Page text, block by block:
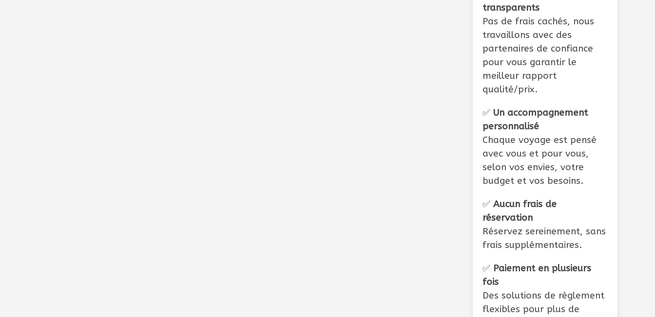
transparents
Pas de frais cachés, nous
travaillons avec des
partenaires de confiance
pour vous garantir le
meilleur rapport
qualité/prix.
✅ Un accompagnement
personnalisé
Chaque voyage est pensé
avec vous et pour vous,
selon vos envies, votre
budget et vos besoins.
✅ Aucun frais de
réservation
Réservez sereinement, sans
frais supplémentaires.
✅ Paiement en plusieurs
fois
Des solutions de règlement
flexibles pour plus de